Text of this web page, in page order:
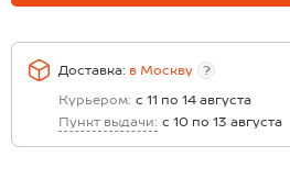
Доставка: в Москву
?
Курьером: с 11 по 14 августа
Пункт выдачи: с 10 по 13 августа